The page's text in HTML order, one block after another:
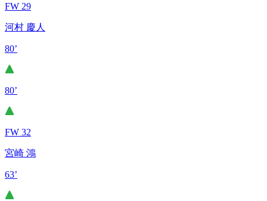
FW 29
河村 慶人
80’
80’
FW 32
宮崎 鴻
63’